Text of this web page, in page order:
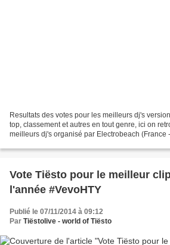
Resultats des votes pour les meilleurs dj's
top, classement et autres en tout genre, ici on
meilleurs dj's organisé par Electrobeach (France
Vote Tiësto pour le meilleur
l'année #VevoHTY
Publié le 07/11/2014 à 09:12
Par Tiëstolive - world of Tiësto